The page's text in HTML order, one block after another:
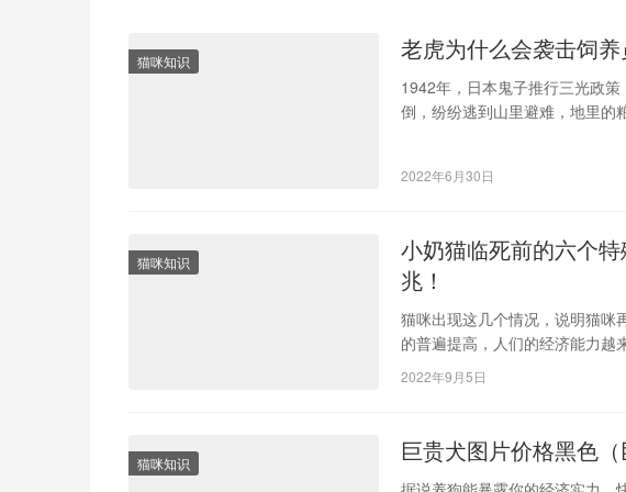
猫咪知识 老虎为什么会袭击饲养
1942年，日本鬼子推行三光政
倒，纷纷逃到山里避难，地里的
2022年6月30日
猫咪知识
小奶猫临死前的六个
兆！
猫咪出现这几个情况，说明猫咪
的普遍提高，人们的经济能力越
想要饲养一个小宠物，毕竟…
2022年9月5日
猫咪知识 巨贵犬图片价格黑色（